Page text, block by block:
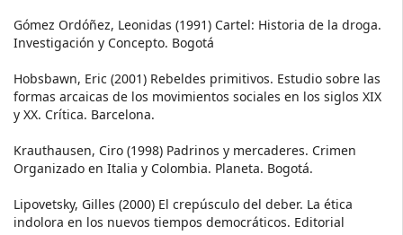
Gómez Ordóñez, Leonidas (1991) Cartel: Historia de la droga.
Investigación y Concepto. Bogotá
Hobsbawn, Eric (2001) Rebeldes primitivos. Estudio sobre las
formas arcaicas de los movimientos sociales en los siglos XIX
y XX. Crítica. Barcelona.
Krauthausen, Ciro (1998) Padrinos y mercaderes. Crimen
Organizado en Italia y Colombia. Planeta. Bogotá.
Lipovetsky, Gilles (2000) El crepúsculo del deber. La ética
indolora en los nuevos tiempos democráticos. Editorial